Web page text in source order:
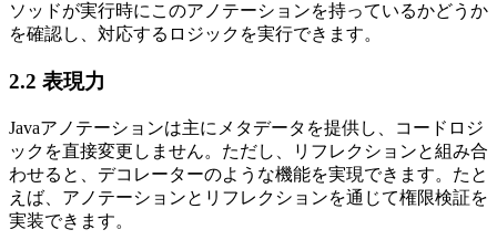
ソッドが実行時にこのアノテーションを持っているかどうか
を確認し、対応するロジックを実行できます。
2.2 表現力
Javaアノテーションは主にメタデータを提供し、コードロジ
ックを直接変更しません。ただし、リフレクションと組み合
わせると、デコレーターのような機能を実現できます。たと
えば、アノテーションとリフレクションを通じて権限検証を
実装できます。